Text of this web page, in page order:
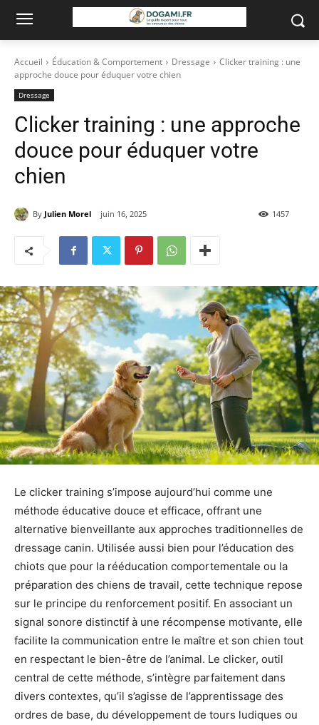
Accueil Éducation & Comportement Dressage
Clicker training : une
approche douce pour éduquer votre chien
Dressage
Clicker training : une approche
douce pour éduquer votre
chien
By Julien Morel juin 16, 2025 1457
Le clicker training s’impose aujourd’hui comme une
méthode éducative douce et efficace, offrant une
alternative bienveillante aux approches traditionnelles de
dressage canin. Utilisée aussi bien pour l’éducation des
chiots que pour la rééducation comportementale ou la
préparation des chiens de travail, cette technique repose
sur le principe du renforcement positif. En associant un
signal sonore distinctif à une récompense motivante, elle
facilite la communication entre le maître et son chien tout
en respectant le bien-être de l’animal. Le clicker, outil
central de cette méthode, s’intègre parfaitement dans
divers contextes, qu’il s’agisse de l’apprentissage des
ordres de base, du développement de tours ludiques ou